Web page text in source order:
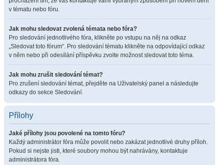
v tématu nebo fóru.
Jak mohu sledovat zvolená témata nebo fóra?
Pro sledování jednotlivého fóra, klikněte po vstupu na něj na odkaz
„Sledovat toto fórum“. Pro sledování tématu klikněte na odpovídající odkaz
v něm nebo při odesílání příspěvku zvolte možnost sledovat toto téma.
Jak mohu zrušit sledování témat?
Pro zrušení sledování témat, přejděte na Uživatelský panel a následujte
odkazy do sekce Sledování.
Přílohy
Jaké přílohy jsou povolené na tomto fóru?
Každý administrátor fóra může povolit nebo zakázat jednotlivé druhy příloh.
Pokud si nejste jisti, které soubory mohou být nahrávány, kontaktuje
administrátora fóra.